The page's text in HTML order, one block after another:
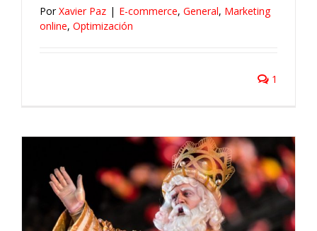
PorXavier Paz | E-commerce, General, Marketing
online, Optimización
1